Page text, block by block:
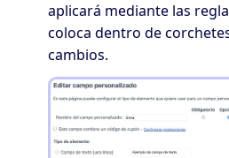
aplicará mediante las
coloca dentro de
cambios.